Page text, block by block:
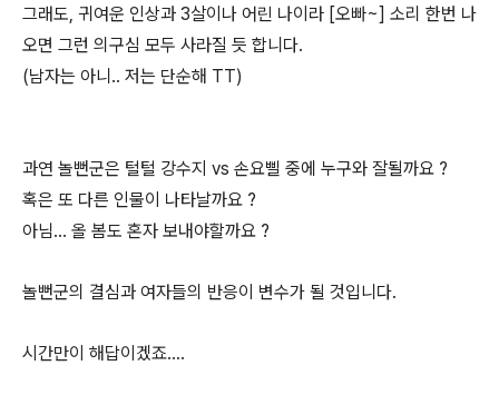
그래도, 귀여운 인상과 3살이나 어린 나이라 [오빠~] 소리 한번 나
오면 그런 의구심 모두 사라질 듯 합니다.
(남자는 아니.. 저는 단순해 TT)
과연 놀뻔군은 털털 강수지 vs 손요삘 중에 누구와 잘될까요 ?
혹은 또 다른 인물이 나타날까요 ?
아님... 올 봄도 혼자 보내야할까요 ?
놀뻔군의 결심과 여자들의 반응이 변수가 될 것입니다.
시간만이 해답이겠죠....